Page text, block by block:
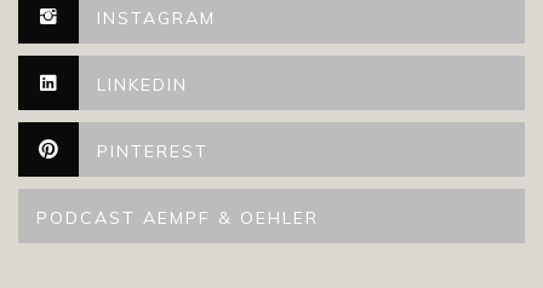
INSTAGRAM
LINKEDIN
PINTEREST
PODCAST AEMPF & OEHLER